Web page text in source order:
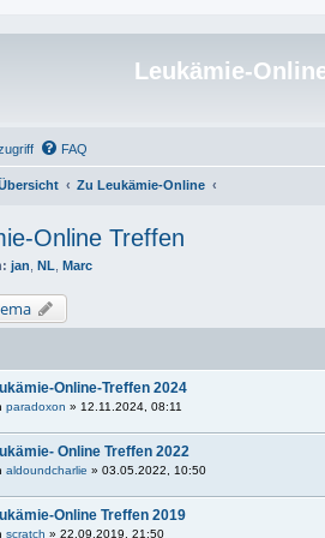
Leukämie-
FAQ
Zu Leukämie-Online
Online Treffen
jan NL Marc
Online-Treffen 2024
paradoxon » 12.11.2024, 08:11
Online Treffen 2022
aldoundcharlie » 03.05.2022, 10:50
Online Treffen 2019
scratch » 22.09.2019, 21:50